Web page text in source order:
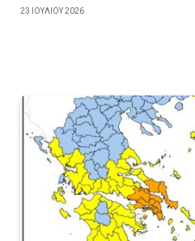
23 ΙΟΥΛΊΟΥ 2026